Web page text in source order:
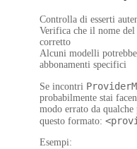
Controlla di esserti
Verifica che il nome
corretto
Alcuni modelli
abbonamenti specifici
Se incontri
probabilmente stai
modo errato da
questo formato:
Esempi: